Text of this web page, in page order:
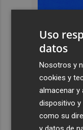
Uso
datos
Nosotros y
cookies y
almacenar
dispositivo
como su